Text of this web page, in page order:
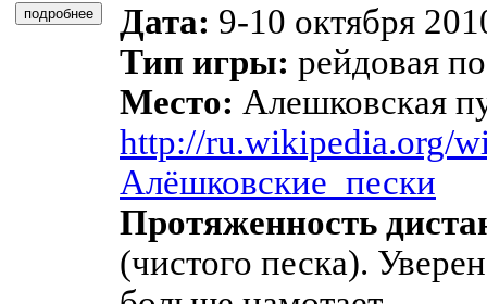
Дата: 9-10 октября
Тип игры: рейдовая
Место: Алешковская
http://ru.wikipedia.org/
Алёшковские_пески
Протяженность
(чистого песка).